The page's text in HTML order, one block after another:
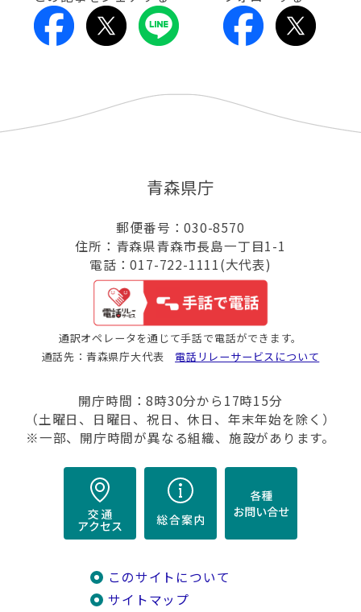
青森県庁
郵便番号：030-8570
住所：青森県青森市長島一丁目1-1
電話：017-722-1111(大代表)
通訳オペレータを通じて手話で電話ができます。
通話先：青森県庁大代表 電話リレーサービスについて
開庁時間：8時30分から17時15分
（土曜日、日曜日、祝日、休日、年末年始を除く）
※一部、開庁時間が異なる組織、施設があります。
このサイトについて
サイトマップ